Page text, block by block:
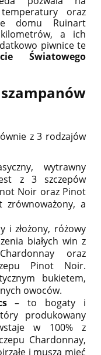
oraz
domu Ruinart
a ich
piwnice te
Światowego
z 3 rodzajów
wytrawny
z 3 szczepów
Noir oraz Pinot
zrównoważony, a
i złożony, różowy
białych win z
oraz
Pinot Noir.
bukietem,
owoców.
– to bogaty i
produkowany
w 100% z
Chardonnay,
i muszą mieć